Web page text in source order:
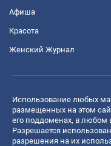
Афиша
Красота
Женский Журнал
Использование любых
размещенных на этом
его поддоменах, в любом
Разрешается
разрешения на их